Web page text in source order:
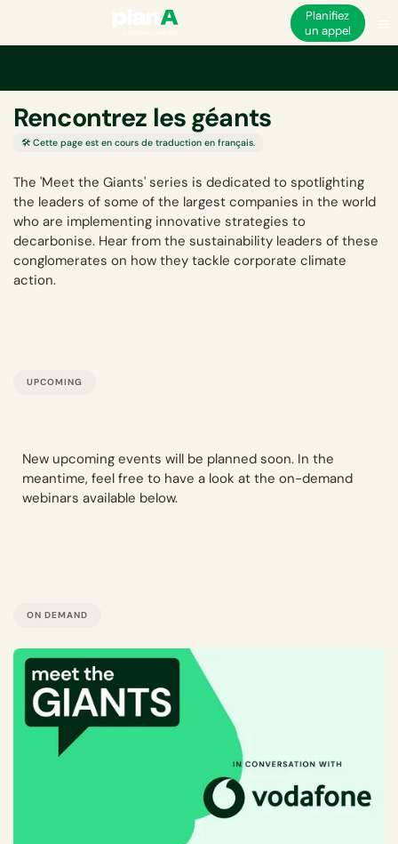
Planifiez
un appel
Rencontrez les géants
🛠️ Cette page est en cours de traduction en français.
The 'Meet the Giants' series is dedicated to spotlighting
the leaders of some of the largest companies in the world
who are implementing innovative strategies to
decarbonise. Hear from the sustainability leaders of these
conglomerates on how they tackle corporate climate
action.
UPCOMING
New upcoming events will be planned soon. In the
meantime, feel free to have a look at the on-demand
webinars available below.
ON DEMAND